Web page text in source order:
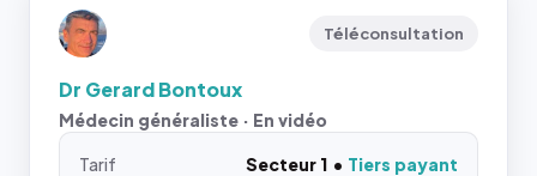
Téléconsultation
Dr Gerard Bontoux
Médecin généraliste · En vidéo
Tarif Secteur 1
Tiers payant